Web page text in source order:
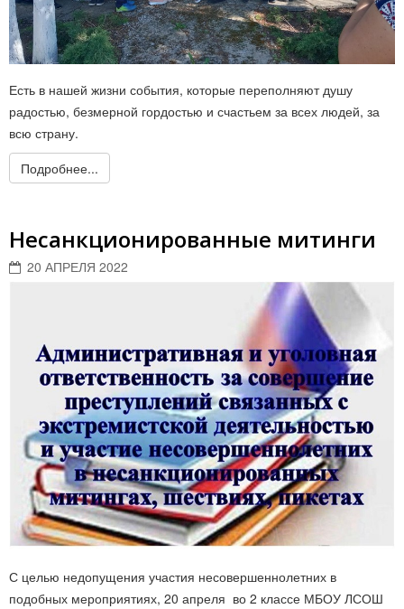
Есть в нашей жизни события, которые переполняют душу
радостью, безмерной гордостью и счастьем за всех людей, за
всю страну.
Подробнее...
Несанкционированные митинги
20 АПРЕЛЯ 2022
С целью недопущения участия несовершеннолетних в
подобных мероприятиях, 20 апреля во 2 классе МБОУ ЛСОШ